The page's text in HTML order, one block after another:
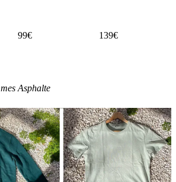
99€ 139€
Asphalte